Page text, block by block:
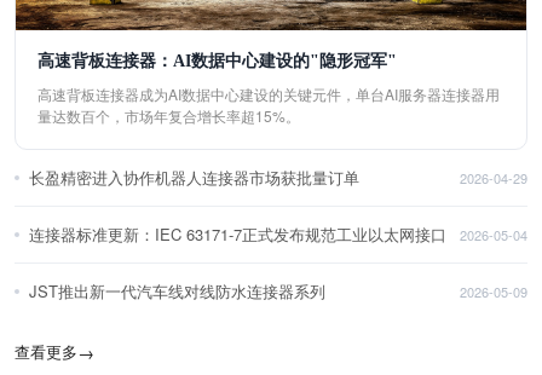
高速背板连接器：AI数据中心建设的"隐形冠军"
高速背板连接器成为AI数据中心建设的关键元件，单台AI服务器连接器用
量达数百个，市场年复合增长率超15%。
长盈精密进入协作机器人连接器市场获批量订单 2026-04-29
连接器标准更新：IEC 63171-7正式发布规范工业以太网接口 2026-05-04
JST推出新一代汽车线对线防水连接器系列 2026-05-09
查看更多→